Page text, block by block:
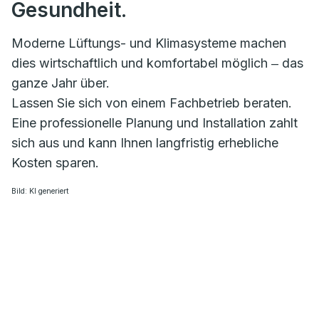
Gesundheit.
Moderne Lüftungs- und Klimasysteme machen
dies wirtschaftlich und komfortabel möglich ‒ das
ganze Jahr über.
Lassen Sie sich von einem Fachbetrieb beraten.
Eine professionelle Planung und Installation zahlt
sich aus und kann Ihnen langfristig erhebliche
Kosten sparen.
Bild: KI generiert